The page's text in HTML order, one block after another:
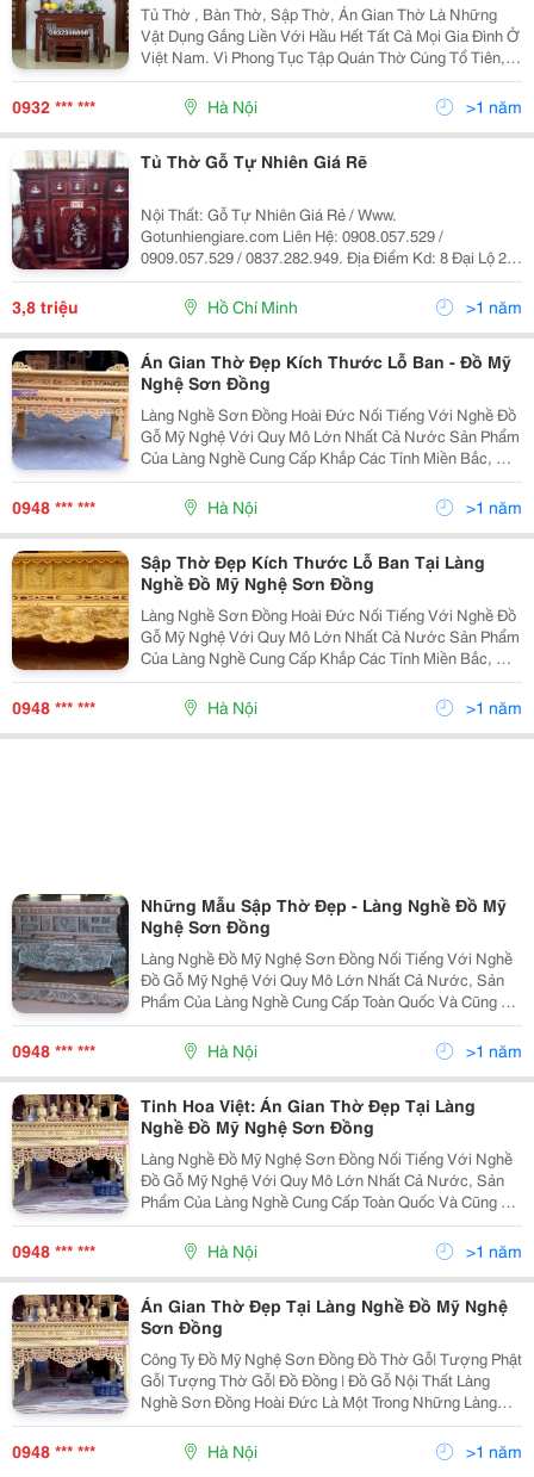
Tủ Thờ , Bàn Thờ, Sập Thờ, Án Gian Thờ Là Những
Vật Dụng Gắng Liền Với Hầu Hết Tất Cả Mọi Gia Đình Ở
Việt Nam. Vì Phong Tục Tập Quán Thờ Cúng Tổ Tiên,
Ông Bà Đã Có Từ Lâu Đời Vậy Nên Mỗi Gia Đình Đều
Chọn Mua Và Sử Dụng Những Chiếc Sản Phẩm Thờ
0932 *** *** Hà Nội >1 năm
Tủ Thờ Gỗ Tự Nhiên Giá Rẽ
Nội Thất: Gỗ Tự Nhiên Giá Rẻ / Www.
Gotunhiengiare.com Liên Hệ: 0908.057.529 /
0909.057.529 / 0837.282.949. Địa Điểm Kd: 8 Đại Lộ 2
Phường Phước Bình, Quận 9, Tp Hcm Giao Hàng Miễn
Phí Bán Kính 5Km -------------------- Mua Hàng Hoặc Xem T
3,8 triệu Hồ Chí Minh >1 năm
Án Gian Thờ Đẹp Kích Thước Lỗ Ban - Đồ Mỹ
Nghệ Sơn Đồng
Làng Nghề Sơn Đồng Hoài Đức Nối Tiếng Với Nghề Đồ
Gỗ Mỹ Nghệ Với Quy Mô Lớn Nhất Cả Nước Sản Phẩm
Của Làng Nghề Cung Cấp Khắp Các Tỉnh Miền Bắc, Một
Số Tỉnh Miền Trung Và Miền Nam Cũng Đã Có Những
Đơn Hàng Đặt Sản Xuất Tại Làng Nghề Xã Sơn Đồng.
0948 *** *** Hà Nội >1 năm
Sập Thờ Đẹp Kích Thước Lỗ Ban Tại Làng
Nghề Đồ Mỹ Nghệ Sơn Đồng
Làng Nghề Sơn Đồng Hoài Đức Nối Tiếng Với Nghề Đồ
Gỗ Mỹ Nghệ Với Quy Mô Lớn Nhất Cả Nước Sản Phẩm
Của Làng Nghề Cung Cấp Khắp Các Tỉnh Miền Bắc, Một
Số Tỉnh Miền Trung Và Miền Nam Cũng Đã Có Những
Đơn Hàng Đặt Sản Xuất Tại Làng Nghề Xã Sơn Đồng.
0948 *** *** Hà Nội >1 năm
Những Mẫu Sập Thờ Đẹp - Làng Nghề Đồ Mỹ
Nghệ Sơn Đồng
Làng Nghề Đồ Mỹ Nghệ Sơn Đồng Nối Tiếng Với Nghề
Đồ Gỗ Mỹ Nghệ Với Quy Mô Lớn Nhất Cả Nước, Sản
Phẩm Của Làng Nghề Cung Cấp Toàn Quốc Và Cũng Đã
Có Mặt Trong Những Công Trình Tâm Linh Lớn Trên Toàn
Quốc. Và Nổi Bật Hơn Cả Là Sản Xuất Cung Cấp Sập
0948 *** *** Hà Nội >1 năm
Tinh Hoa Việt: Án Gian Thờ Đẹp Tại Làng
Nghề Đồ Mỹ Nghệ Sơn Đồng
Làng Nghề Đồ Mỹ Nghệ Sơn Đồng Nối Tiếng Với Nghề
Đồ Gỗ Mỹ Nghệ Với Quy Mô Lớn Nhất Cả Nước, Sản
Phẩm Của Làng Nghề Cung Cấp Toàn Quốc Và Cũng Đã
Có Mặt Trong Những Công Trình Tâm Linh Lớn Trên Toàn
Quốc. Nổi Bật Với Thế Mạnh Sản Xuất Cung Cấp Án
0948 *** *** Hà Nội >1 năm
Án Gian Thờ Đẹp Tại Làng Nghề Đồ Mỹ Nghệ
Sơn Đồng
Công Ty Đồ Mỹ Nghệ Sơn Đồng Đồ Thờ Gỗ| Tượng Phật
Gỗ| Tượng Thờ Gỗ| Đồ Đồng | Đồ Gỗ Nội Thất Làng
Nghề Sơn Đồng Hoài Đức Là Một Trong Những Làng
Nghề Sản Xuất Đồ Thờ Gỗ Lớn Nhất Cả Nước Và
Chuyên Sản Xuất Án Gian Thờ Cung Cấp Khắp Các
Tỉnh Miền
0948 *** *** Hà Nội >1 năm